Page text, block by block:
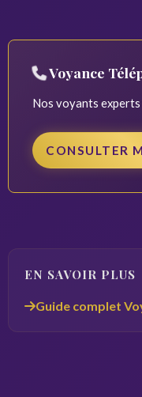
Voyance
Nos voyants
CONSULTER
EN SAVOIR PLUS
Guide complet